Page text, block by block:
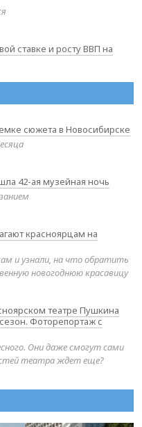
ставке и росту ВВП на
сюжета в Новосибирске
42-ая музейная ночь
красноярцам на
и узнали, на что обратить
новогоднюю красавицу
театре Пушкина
Фоторепортаж с
Они даже смогут сами
театра ждет еще?